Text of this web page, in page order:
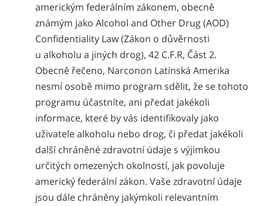
americkým federálním zákonem, obecně
známým jako Alcohol and Other Drug (AOD)
Confidentiality Law (Zákon o důvěrnosti
u alkoholu a jiných drog), 42 C.F.R, Část 2.
Obecně řečeno, Narconon Latinská Amerika
nesmí osobě mimo program sdělit, že se tohoto
programu účastníte, ani předat jakékoli
informace, které by vás identifikovaly jako
uživatele alkoholu nebo drog, či předat jakékoli
další chráněné zdravotní údaje s výjimkou
určitých omezených okolností, jak povoluje
americký federální zákon. Vaše zdravotní údaje
jsou dále chráněny jakýmkoli relevantním